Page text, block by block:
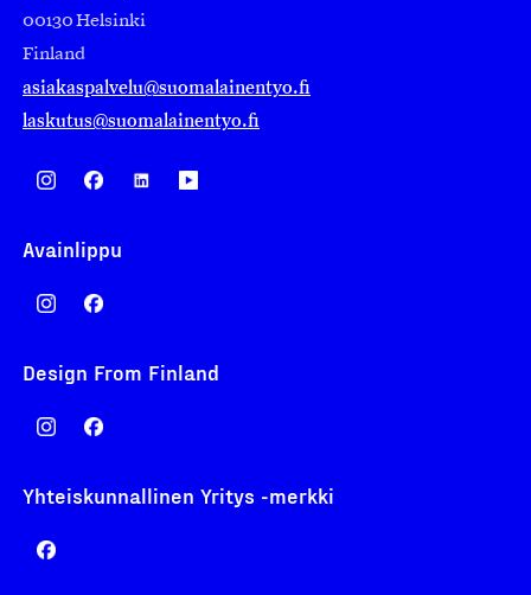
00130 Helsinki
Finland
asiakaspalvelu@suomalainentyo.fi
laskutus@suomalainentyo.fi
Avainlippu
Design From Finland
Yhteiskunnallinen Yritys -merkki